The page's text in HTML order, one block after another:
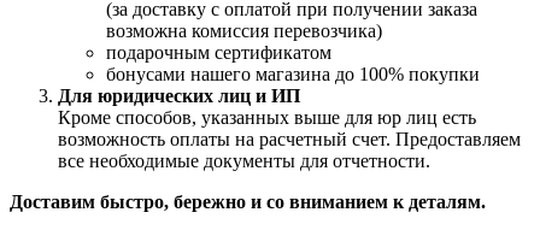
(за доставку с оплатой при получении заказа
возможна комиссия перевозчика)
подарочным сертификатом
бонусами нашего магазина до 100% покупки
Для юридических лиц и ИП
Кроме способов, указанных выше для юр лиц есть
возможность оплаты на расчетный счет. Предоставляем
все необходимые документы для отчетности.
Доставим быстро, бережно и со вниманием к деталям.